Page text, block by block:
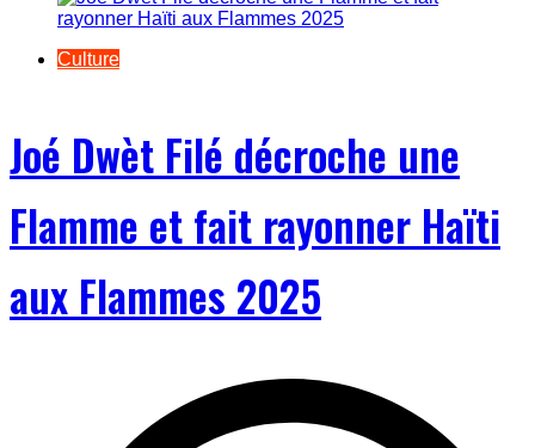
Culture
Joé Dwèt Filé décroche une
Flamme et fait rayonner Haïti
aux Flammes 2025